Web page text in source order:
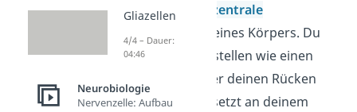
demGehirn
zentrale
Nervensystem
deines Körpers. Du
kannst es dir vorstellen wie einen
langen Strang, der deinen Rücken
entlang läuft. Es setzt an deinem
Gliazellen
4/4 – Dauer:
04:46
Neurobiologie
Nervenzelle: Aufbau